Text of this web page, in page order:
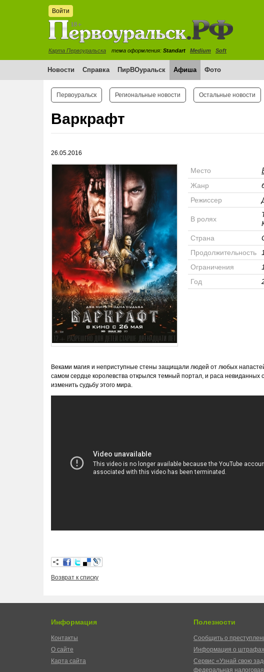
Войти
Карта Первоуральска тема оформления: Standart Medium Soft
Новости Справка ПирВОуральск Афиша Фото
Первоуральск Региональные новости Остальные новости
Варкрафт
26.05.2016
Место
Жанр
Режиссер
В ролях
Страна
Продолжительность
Ограничения
Год
Веками магия и неприступные стены защищали людей от любых
самом сердце королевства открылся темный портал, и раса
изменить судьбу этого мира.
Возврат к списку
Информация
Контакты
О сайте
Карта сайта
Полезности
Сообщить о
Информация о штрафах
Сервис «Узнай свою
федеральная налоговая